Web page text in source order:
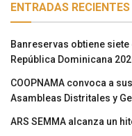
ENTRADAS RECIENTES
Banreservas obtiene
República Dominicana
COOPNAMA convoca a
Asambleas Distritales y
ARS SEMMA alcanza un